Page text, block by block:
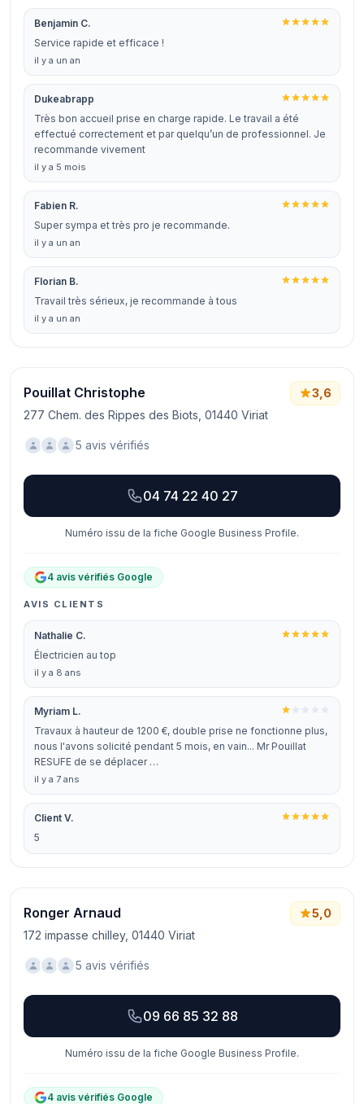
Benjamin C.
Service rapide et efficace !
il y a un an
Dukeabrapp
Très bon accueil prise en charge rapide. Le travail a été
effectué correctement et par quelqu’un de professionnel. Je
recommande vivement
il y a 5 mois
Fabien R.
Super sympa et très pro je recommande.
il y a un an
Florian B.
Travail très sérieux, je recommande à tous
il y a un an
Pouillat Christophe
277 Chem. des Rippes des Biots, 01440 Viriat
3,6
5 avis vérifiés
04 74 22 40 27
Numéro issu de la fiche Google Business Profile.
4 avis vérifiés Google
AVIS CLIENTS
Nathalie C.
Électricien au top
il y a 8 ans
Myriam L.
Travaux à hauteur de 1200 €, double prise ne fonctionne plus,
nous l'avons solicité pendant 5 mois, en vain... Mr Pouillat
RESUFE de se déplacer …
il y a 7 ans
Client V.
5
Ronger Arnaud
172 impasse chilley, 01440 Viriat
5,0
5 avis vérifiés
09 66 85 32 88
Numéro issu de la fiche Google Business Profile.
4 avis vérifiés Google